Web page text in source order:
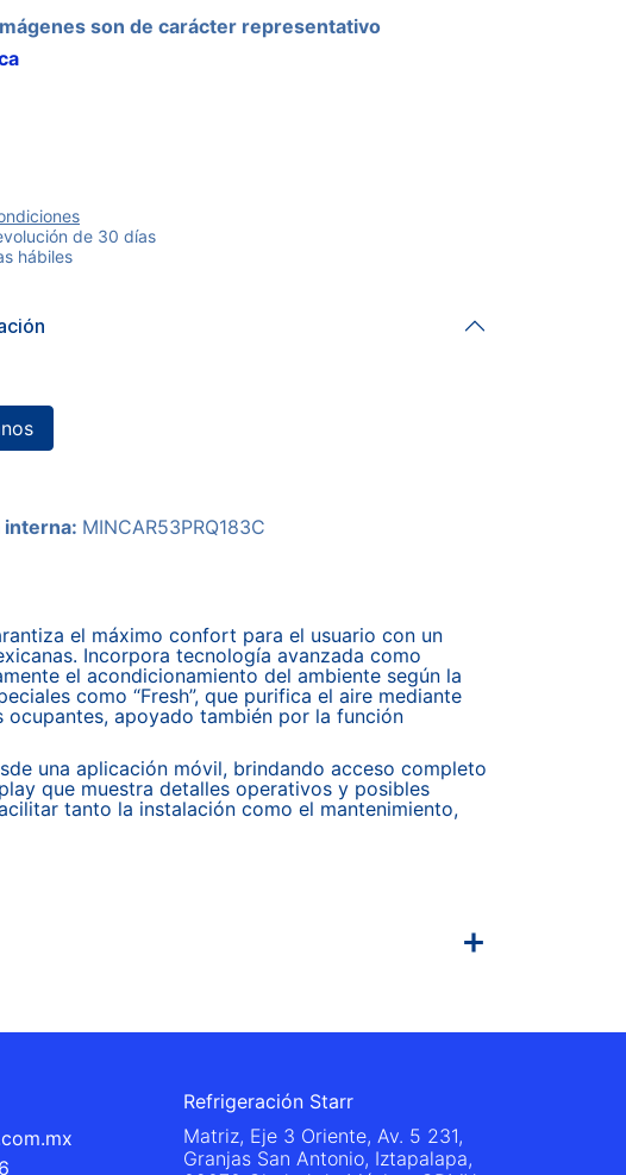
son de carácter representativo
de 30 días
hábiles
interna: MINCAR53PRQ183C
el máximo confort para el usuario con un
Incorpora tecnología avanzada como
el acondicionamiento del ambiente según la
como “Fresh”, que purifica el aire mediante
apoyado también por la función
una aplicación móvil, brindando acceso completo
que muestra detalles operativos y posibles
tanto la instalación como el mantenimiento,
Refrigeración Starr
Matriz, Eje 3 Oriente, Av. 5 231,
Granjas San Antonio, Iztapalapa,